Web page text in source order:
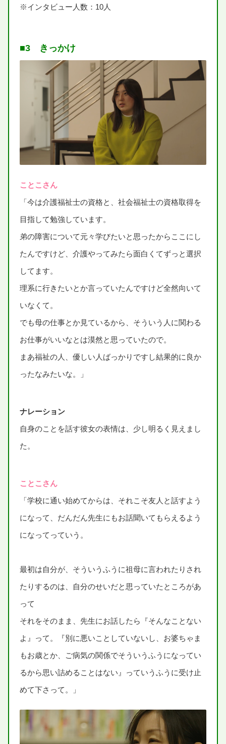
※インタビュー 人数 ： 10人
■3 きっかけ
ことこさん
「今は介護福祉士の資格と、 社会福祉士の資格取得を
目指 して勉強 しています。
弟の障害について元々学びたいと 思ったからここにし
たんですけど、 介護やってみたら面白 くてずっと選択
してます。
理系に行きたいとか言っていたんですけど全然向いて
いなくて。
でも母の仕事とか見ているから、そういう 人 に関わる
お仕事がいいなとは漠然と 思っていたので。
まあ福祉の人 優しい 人 ばっかりですし結果的に 良か
ったなみたいな。」
ナレーション
自身のことを話す彼女の表情は、 少し明 るく 見えまし
た。
ことこさん
「学校に通い始めてからは、それこそ友人 と話すよう
になって、だんだん先生にもお話聞いてもらえるよう
になってっていう。
最初は自分が、そういうふうに祖母に言われたりされ
たりするのは、
自分のせいだと 思っていたところがあ
って
それをそのまま、 先生にお話したら『そんなことない
よ』って。『別 に悪いことしていないし、お婆ちゃま
もお歳とか、ご病気の関係でそういうふうになってい
るから思い詰めることはない』っていうふうに受け 止
めて下さって。」